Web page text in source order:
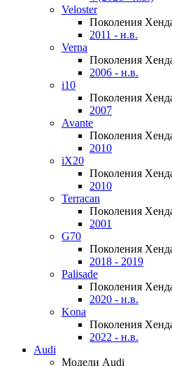
Veloster
Поколения
2011 - н.в.
Verna
Поколения
2006 - н.в.
i10
Поколения
2007
Avante
Поколения
2010
iX20
Поколения
2010
Terracan
Поколения
2001
G70
Поколения
2018 - 2019
Palisade
Поколения
2020 - н.в.
Kona
Поколения
2022 - н.в.
Audi
Модели Audi